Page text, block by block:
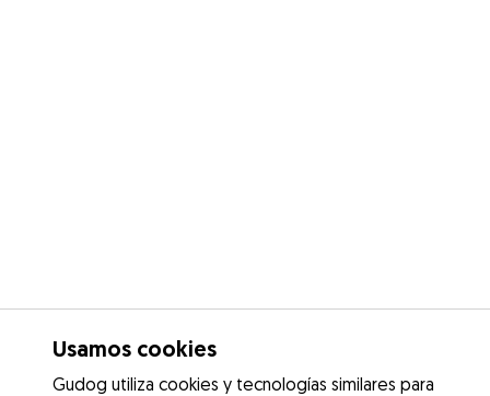
Usamos cookies
Gudog utiliza cookies y tecnologías similares para